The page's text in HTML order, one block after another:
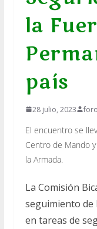
la
país
28 julio, 2023
El encuentro se
Centro de Mando
la Armada.
La Comisión
seguimiento de
en tareas de